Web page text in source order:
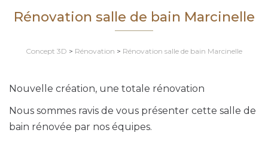
Rénovation salle de bain Marcinelle
Concept 3D > Rénovation > Rénovation salle de bain Marcinelle
Nouvelle création, une totale rénovation
Nous sommes ravis de vous présenter cette salle de
bain rénovée par nos équipes.